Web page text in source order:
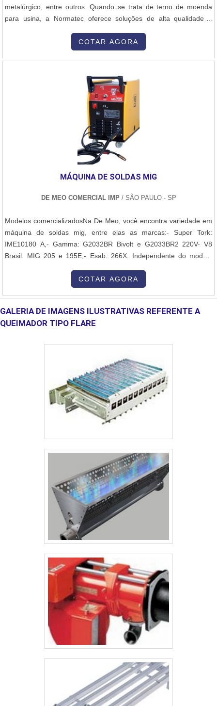
metalúrgico, entre outros. Quando se trata de terno de moenda
para usina, a Normatec oferece soluções de alta qualidade e
essenciais para o processo de extração do caldo da cana-de-
responsáveis por esmagar a cana e extrair o caldo, que será
utilizado na produção de açúcar e álcool.A Normatec possui
expertise na fabricação e reforma de ternos de moenda,
garantindo que esses equipamentos estejam sempre em perfeito
funcionamento. Além disso, a empresa utiliza materiais de alta
qualidade e tecnologia avançada em seus processos de produção,
garantindo a durabilidade e eficiência dos ternos de moenda.A
Normatec também oferece serviços de consultoria especializada,
adequado para suas necessidades. A empresa conta com uma
equipe de profissionais altamente capacitados, que estão sempre
sucroalcooleiro.Portanto, se você está em busca de um terno de
moenda para usina de alta qualidade e eficiência, conte com a
Normatec. Com sua experiência e conhecimento técnico, a
empresa é capaz de oferecer soluções personalizadas e sob
COTAR AGORA
MÁQUINA DE SOLDAS MIG
DE MEO COMERCIAL IMP/ SÃO PAULO - SP
Modelos comercializadosNa De Meo, você encontra variedade em
máquina de soldas mig, entre elas as marcas:- Super Tork:
IME10180 A,- Gamma: G2032BR Bivolt e G2033BR2 220V- V8
Brasil: MIG 205 e 195E,- Esab: 266X. Independente do modelo
fabricantes. Utilização recomendada. A máquina de soldas mig são
COTAR AGORA
GALERIA DE IMAGENS ILUSTRATIVAS REFERENTE A
QUEIMADOR TIPO FLARE